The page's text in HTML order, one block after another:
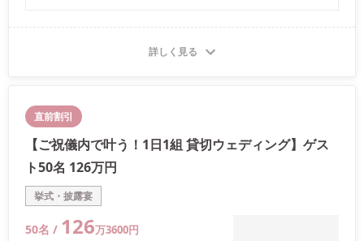
詳しく見る
直前割引
【ご祝儀内で叶う！1日1組 貸切ウェディング】ゲス
ト50名 126万円
挙式・披露宴
50名 / 126万3600円